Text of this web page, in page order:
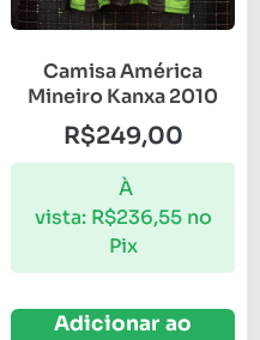
Camisa América
Mineiro Kanxa 2010
R$249,00
À
vista: R$236,55 no
Pix
Adicionar ao